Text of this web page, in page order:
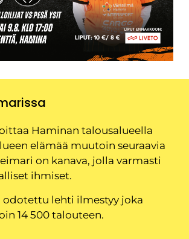
Haminan talousalueella
elämää muutoin seuraavia
on kanava, jolla varmasti
ihmiset.
odotettu lehti ilmestyy joka
14 500 talouteen.